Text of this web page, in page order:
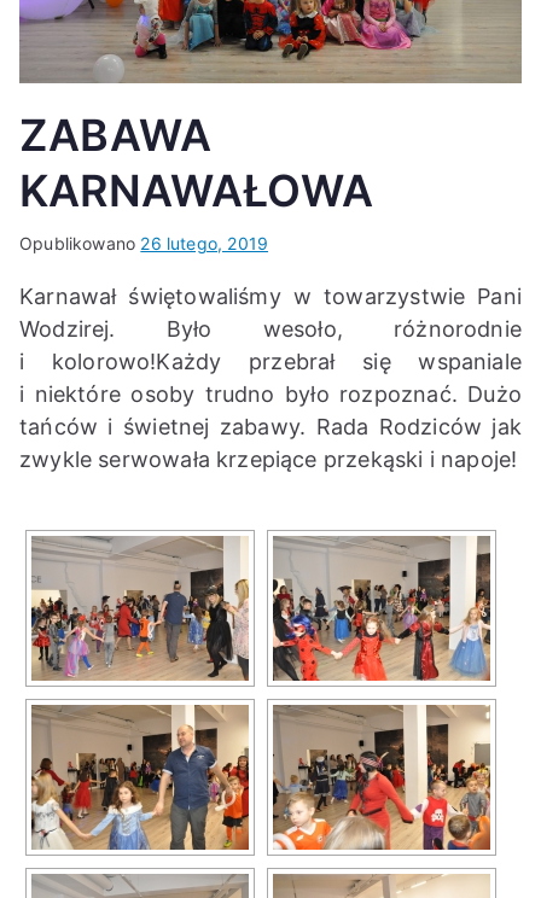
K
ZABAWA
KARNAWAŁOWA
Opublikowano 26 lutego, 2019
Karnawał świętowaliśmy w towarzystwie Pani
Wodzirej. Było wesoło, różnorodnie
i kolorowo!Każdy przebrał się wspaniale
i niektóre osoby trudno było rozpoznać. Dużo
tańców i świetnej zabawy. Rada Rodziców jak
zwykle serwowała krzepiące przekąski i napoje!